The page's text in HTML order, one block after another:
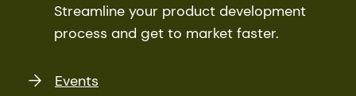
Streamline your product development
process and get to market faster.
Events